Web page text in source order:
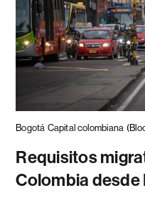
Bogotá Capital colombiana
Requisitos
Colombia desde